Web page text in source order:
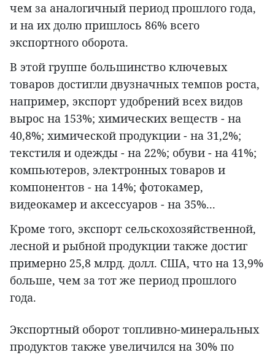
чем за аналогичный период прошлого года,
и на их долю пришлось 86% всего
экспортного оборота.
В этой группе большинство ключевых
товаров достигли двузначных темпов роста,
например, экспорт удобрений всех видов
вырос на 153%; химических веществ - на
40,8%; химической продукции - на 31,2%;
текстиля и одежды - на 22%; обуви - на 41%;
компьютеров, электронных товаров и
компонентов - на 14%; фотокамер,
видеокамер и аксессуаров - на 35%...
Кроме того, экспорт сельскохозяйственной,
лесной и рыбной продукции также достиг
примерно 25,8 млрд. долл. США, что на 13,9%
больше, чем за тот же период прошлого
года.
Экспортный оборот топливно-минеральных
продуктов также увеличился на 30% по